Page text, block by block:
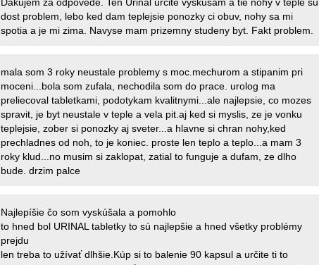
dost problem, lebo ked dam teplejsie ponozky ci obuv, nohy sa mi
spotia a je mi zima. Navyse mam prizemny studeny byt. Fakt problem.
mala som 3 roky neustale problemy s moc.mechurom a stipanim pri
moceni...bola som zufala, nechodila som do prace. urolog ma
preliecoval tabletkami, podotykam kvalitnymi...ale najlepsie, co mozes
spravit, je byt neustale v teple a vela pit.aj ked si myslis, ze je vonku
teplejsie, zober si ponozky aj sveter...a hlavne si chran nohy,ked
prechladnes od noh, to je koniec. proste len teplo a teplo...a mam 3
roky klud...no musim si zaklopat, zatial to funguje a dufam, ze dlho
bude. drzim palce
Najlepíšie čo som vyskúšala a pomohlo
to hned bol URINAL tabletky to sú najlepšie a hned všetky problémy
prejdu
len treba to užívať dlhšie.Kúp si to balenie 90 kapsul a určite ti to